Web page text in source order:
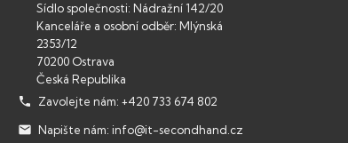
Sídlo společnosti: Nádražní 142/20
Kanceláře a osobní odběr: Mlýnská
2353/12
70200 Ostrava
Česká Republika

Zavolejte nám: +420 733 674 802
 Napište nám: info@it-secondhand.cz